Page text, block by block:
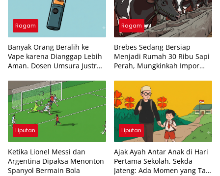
Ragam
Banyak Orang Beralih ke
Vape karena Dianggap Lebih
Aman. Dosen Umsura Justru
Kalah dari Rokok
Ragam
Brebes Sedang Bersiap
Menjadi Rumah 30 Ribu Sapi
Perah, Mungkinkah Impor
Liputan
Ketika Lionel Messi dan
Argentina Dipaksa Menonton
Spanyol Bermain Bola
Liputan
Ajak Ayah Antar Anak di Hari
Pertama Sekolah, Sekda
Jateng: Ada Momen yang Tak